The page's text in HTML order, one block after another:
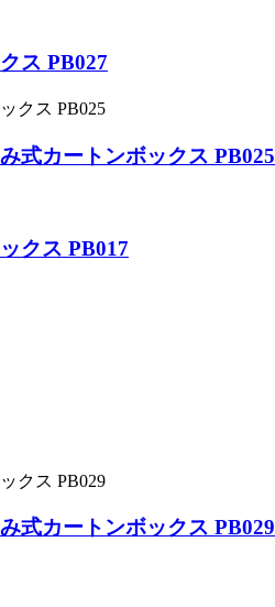
ス PB027
式カートンボックス PB025
クス PB017
式カートンボックス PB029